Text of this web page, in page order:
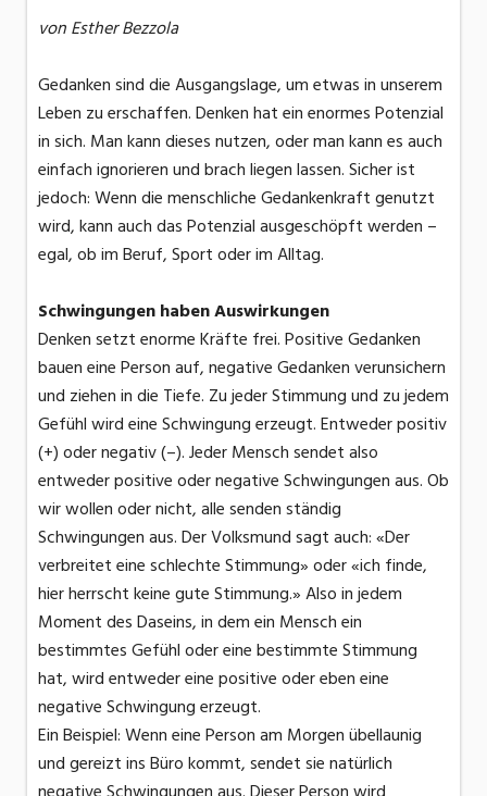
von Esther Bezzola
Gedanken sind die Ausgangslage, um etwas in unserem
Leben zu erschaffen. Denken hat ein enormes Potenzial
in sich. Man kann dieses nutzen, oder man kann es auch
einfach ignorieren und brach liegen lassen. Sicher ist
jedoch: Wenn die menschliche Gedankenkraft genutzt
wird, kann auch das Potenzial ausgeschöpft werden –
egal, ob im Beruf, Sport oder im Alltag.
Schwingungen haben Auswirkungen
Denken setzt enorme Kräfte frei. Positive Gedanken
bauen eine Person auf, negative Gedanken verunsichern
und ziehen in die Tiefe. Zu jeder Stimmung und zu jedem
Gefühl wird eine Schwingung erzeugt. Entweder positiv
(+) oder negativ (–). Jeder Mensch sendet also
entweder positive oder negative Schwingungen aus. Ob
wir wollen oder nicht, alle senden ständig
Schwingungen aus. Der Volksmund sagt auch: «Der
verbreitet eine schlechte Stimmung» oder «ich finde,
hier herrscht keine gute Stimmung.» Also in jedem
Moment des Daseins, in dem ein Mensch ein
bestimmtes Gefühl oder eine bestimmte Stimmung
hat, wird entweder eine positive oder eben eine
negative Schwingung erzeugt.
Ein Beispiel: Wenn eine Person am Morgen übellaunig
und gereizt ins Büro kommt, sendet sie natürlich